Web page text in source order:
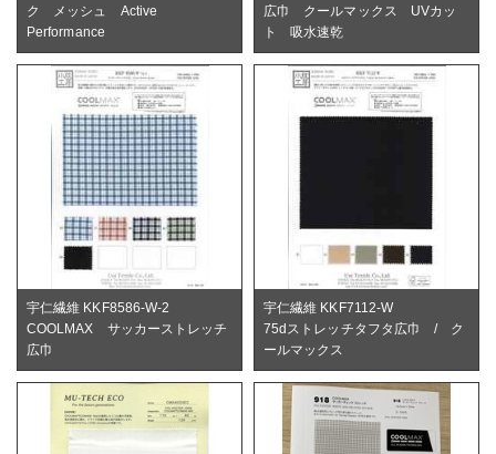
ク メッシュ Active
Performance
広巾 クールマックス UVカッ
ト 吸水速乾
宇仁繊維 KKF8586-W-2
COOLMAX サッカーストレッチ
広巾
宇仁繊維 KKF7112-W
75dストレッチタフタ広巾 / ク
ールマックス